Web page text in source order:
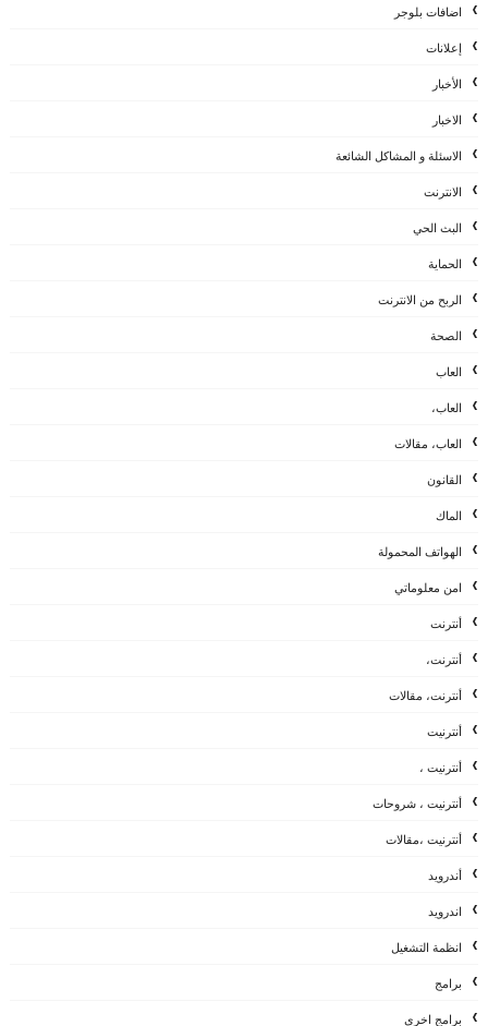
اضافات بلوجر
إعلانات
الأخبار
الاخبار
الاسئلة و المشاكل الشائعة
الانترنت
البث الحي
الحماية
الربح من الانترنت
الصحة
العاب
العاب،
العاب، مقالات
القانون
الماك
الهواتف المحمولة
امن معلوماتي
أنترنت
أنترنت،
أنترنت، مقالات
أنترنيت
أنترنيت ،
أنترنيت ، شروحات
أنترنيت ،مقالات
أندرويد
اندرويد
انظمة التشغيل
برامج
برامج اخرى